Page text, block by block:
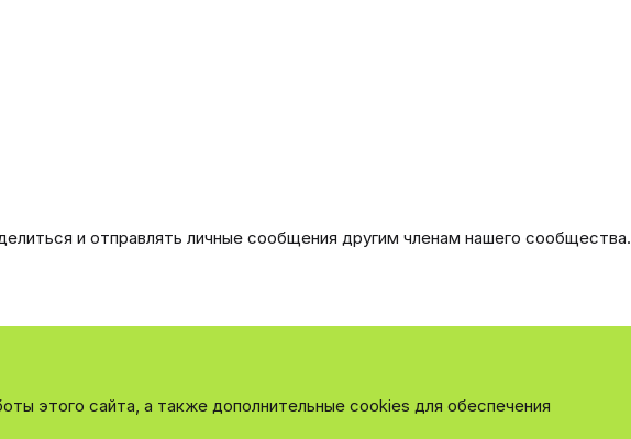
и отправлять личные сообщения другим членам нашего сообщества.
этого сайта, а также дополнительные cookies для обеспечения